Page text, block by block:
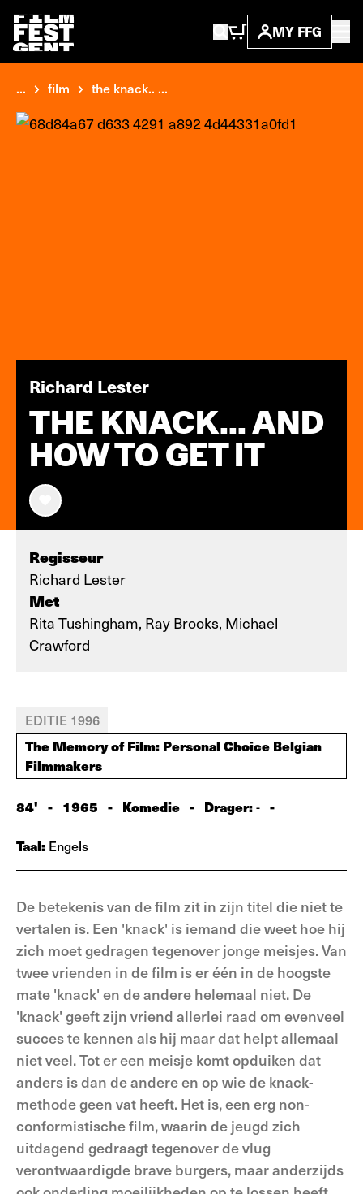
MY FFG
... film the knack.. ...
Richard Lester
THE KNACK... AND
HOW TO GET IT
Regisseur
Richard Lester
Met
Rita Tushingham, Ray Brooks, Michael
Crawford
EDITIE 1996
The Memory of Film: Personal Choice Belgian
Filmmakers
84' - 1965 - Komedie - Drager:- -
Taal: Engels
De betekenis van de film zit in zijn titel die niet te
vertalen is. Een 'knack' is iemand die weet hoe hij
zich moet gedragen tegenover jonge meisjes. Van
twee vrienden in de film is er één in de hoogste
mate 'knack' en de andere helemaal niet. De
'knack' geeft zijn vriend allerlei raad om evenveel
succes te kennen als hij maar dat helpt allemaal
niet veel. Tot er een meisje komt opduiken dat
anders is dan de andere en op wie de knack-
methode geen vat heeft. Het is, een erg non-
conformistische film, waarin de jeugd zich
uitdagend gedraagt tegenover de vlug
verontwaardigde brave burgers, maar anderzijds